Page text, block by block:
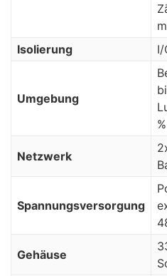
Isolierung
I/
Umgebung
Netzwerk
Spannungsversorgung
Gehäuse